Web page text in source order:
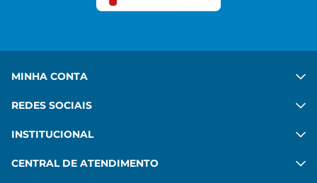
MINHA CONTA
REDES SOCIAIS
INSTITUCIONAL
CENTRAL DE ATENDIMENTO